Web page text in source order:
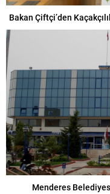
Bakan Çiftçi’den
Menderes